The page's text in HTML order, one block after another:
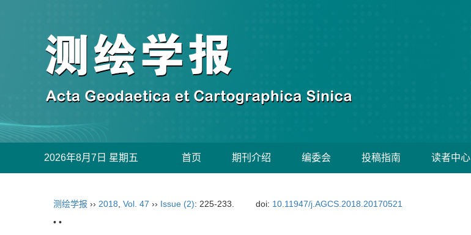
2026年8月7日 星期五 首页 期刊介绍 编委会 投稿指南 读者中心
测绘学报 ›› 2018 Vol. 47 ›› Issue (2): 225-233. doi: 10.11947/j.AGCS.2018.20170521
• •